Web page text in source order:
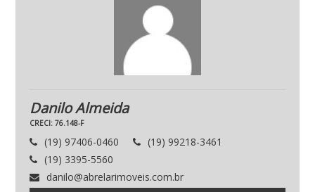
Danilo Almeida
CRECI: 76.148-F
(19) 97406-0460
(19) 99218-3461
(19) 3395-5560
danilo@abrelarimoveis.com.br